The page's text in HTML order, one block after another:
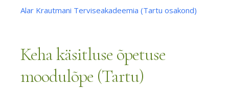
Alar Krautmani Terviseakadeemia (Tartu osakond)
Keha käsitluse õpetuse
moodulõpe (Tartu)